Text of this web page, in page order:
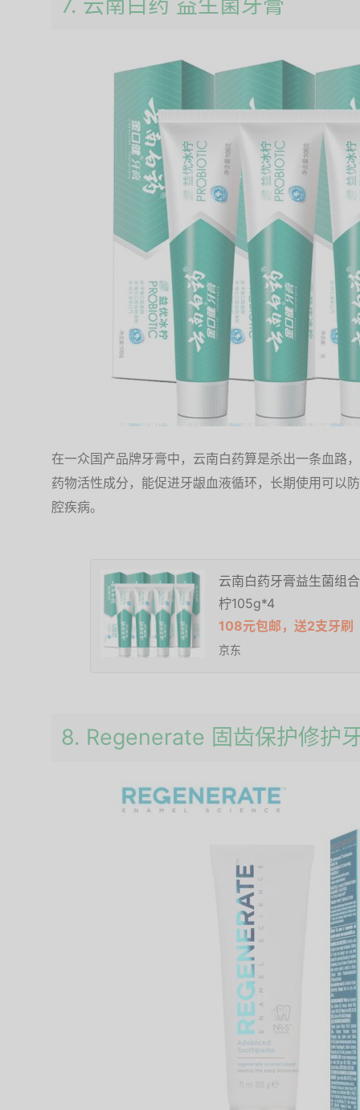
在一众国产品牌牙膏中，云南白药算是杀出一条血路
药物活性成分，能促进牙龈血液循环，长期使用可以
腔疾病。
云南白药牙膏益生菌组
柠105g*4
108元包邮，送2支牙刷
京东
8. Regenerate 固齿保护修护